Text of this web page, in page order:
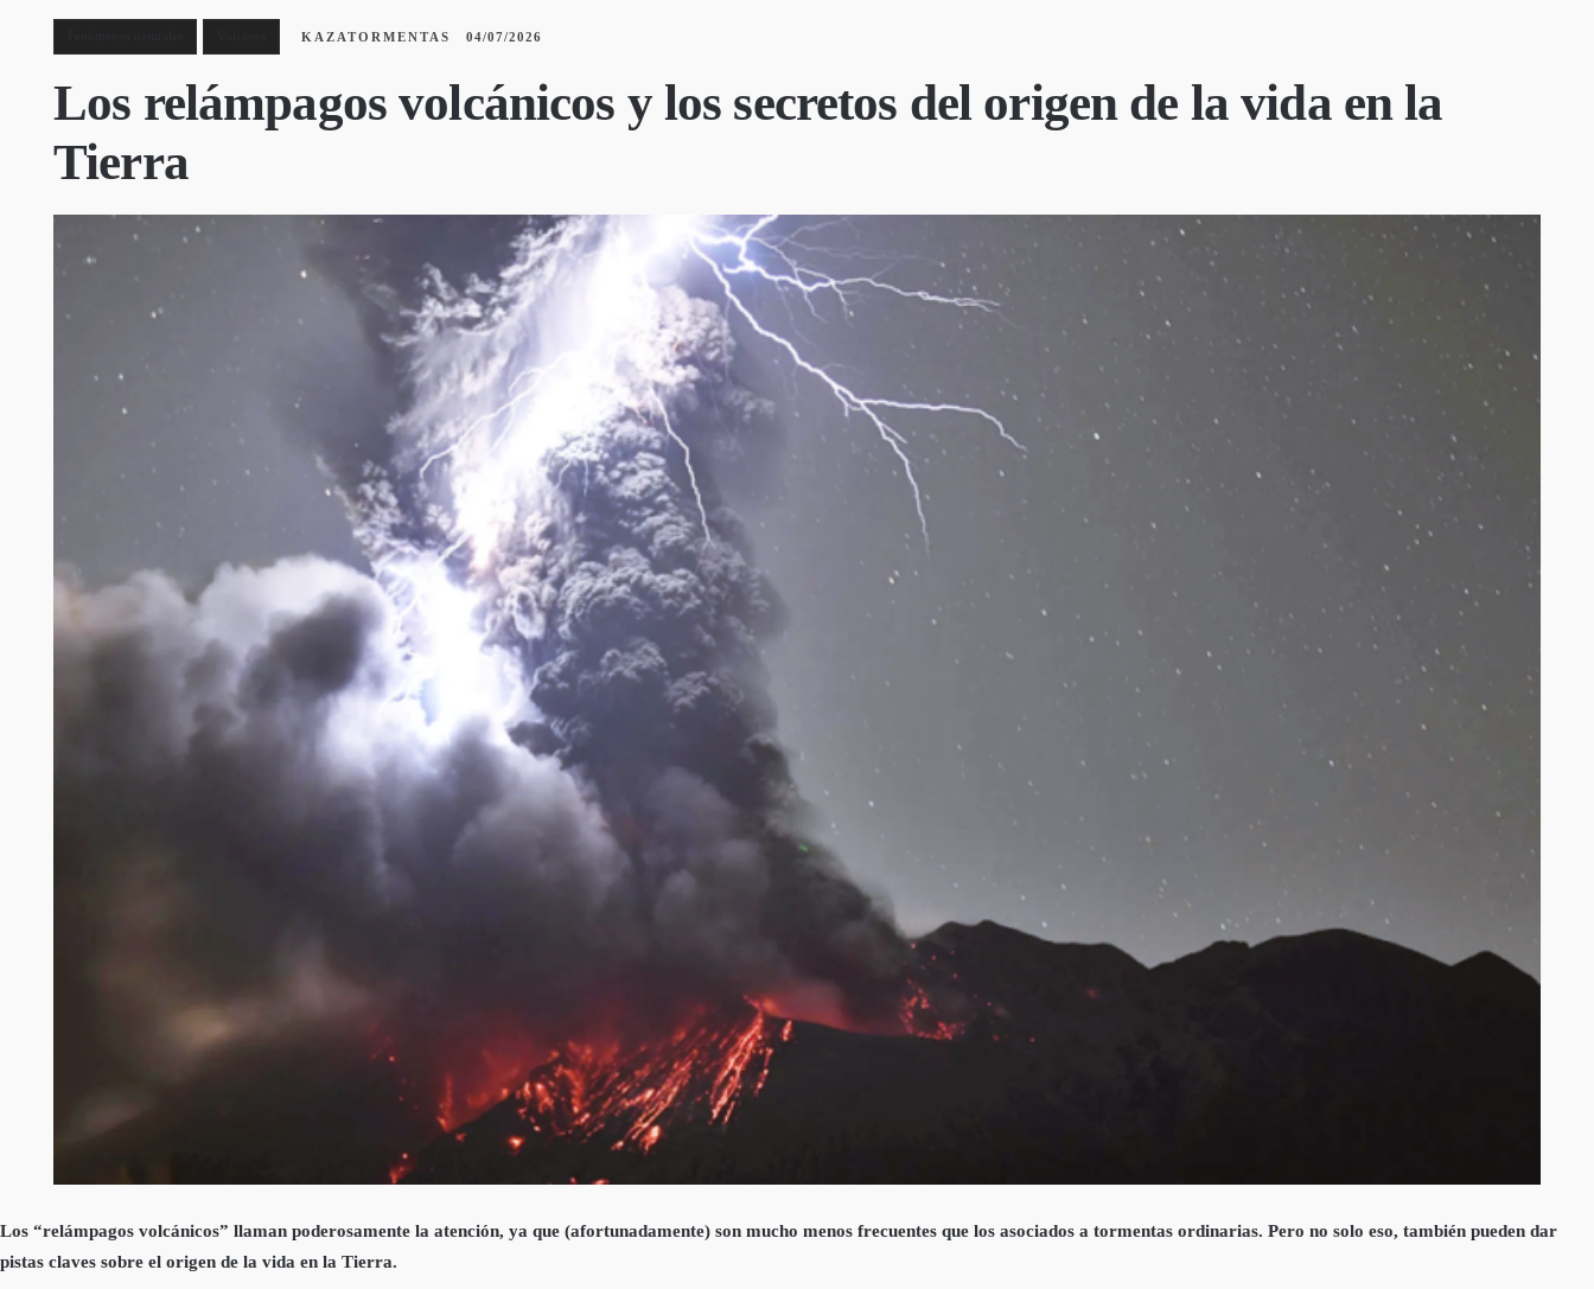
KAZATORMENTAS 04/07/2026
Los relámpagos volcánicos y los secretos del origen de la vida en la
Tierra
Los “relámpagos volcánicos” llaman poderosamente la atención, ya que (afortunadamente) son mucho menos frecuentes que los asociados a tormentas ordinarias. Pero no solo eso, también pueden dar
pistas claves sobre el origen de la vida en la Tierra.